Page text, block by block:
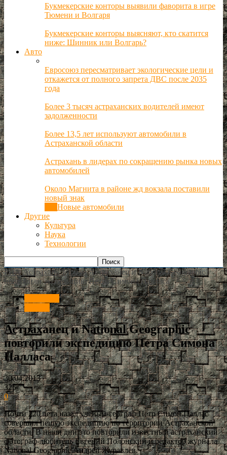
Букмекерские конторы выявили фаворита в игре
Тюмени и Волгаря
Букмекерские конторы выясняют, кто скатится
ниже: Шинник или Волгарь?
Авто
Евросоюз пересматривает экологические цели и
откажется от полного запрета ДВС после 2035
года
Более 3 тысяч астраханских водителей имеют
задолженности
Более 13,5 лет используют автомобили в
Астраханской области
Астрахань в лидерах по сокращению рынка новых
автомобилей
Около Магнита в районе жд вокзала поставили
новый знак
Новые автомобили
Другие
Культура
Наука
Технологии
РИА Астрахань Туризм Астраханец и National Geographic
повторили экспедицию Петра Симона Палласа
Астраханец и National Geographic
повторили экспедицию Петра Симона
Палласа
30.04.2013
325
0
Почти 220 лета назад ученый-географ Петр Симон Паллас
совершил пешую экспедицию по территории Астраханской
области. В наши дни это повторили известный астраханский
фотограф-любитель Евгений Полонский и редактор журнала
National Geographic Андрей Журавлёв.